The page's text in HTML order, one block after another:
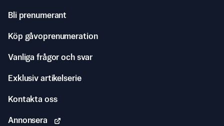
Bli prenumerant
Köp gåvoprenumeration
Vanliga frågor och svar
Exklusiv artikelserie
Kontakta oss
Annonsera